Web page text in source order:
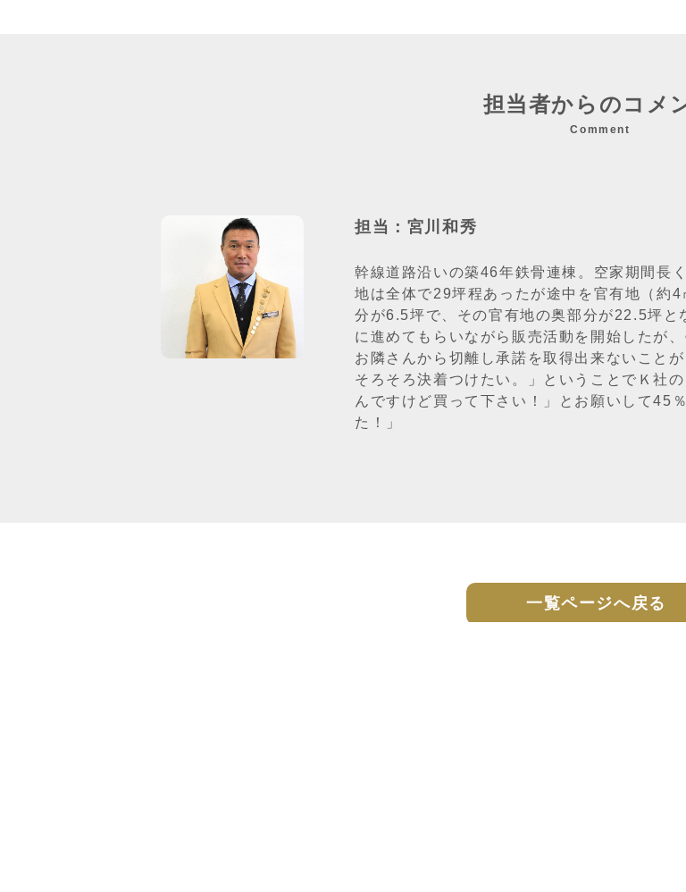
担当者からのコメ
Comment
担当：宮川和秀
幹線道路沿いの築46年鉄骨連棟。空家期間長
地は全体で29坪程あったが途中を官有地（約
分が6.5坪で、その官有地の奥部分が22.5坪と
に進めてもらいながら販売活動を開始したが
お隣さんから切離し承諾を取得出来ないこと
そろそろ決着つけたい。」ということでＫ社
んですけど買って下さい！」とお願いして45
た！」
一覧ページへ戻る